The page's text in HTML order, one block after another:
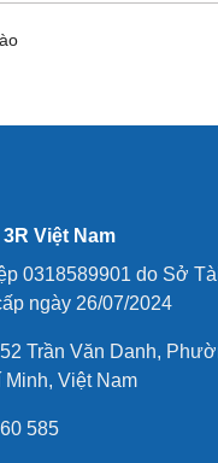
Việt Nam
0318589901 do Sở
ngày 26/07/2024
Trần Văn Danh,
Việt Nam
585